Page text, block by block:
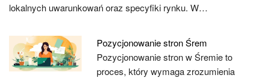
lokalnych uwarunkowań oraz specyfiki rynku. W…
Pozycjonowanie stron Śrem
Pozycjonowanie stron w Śremie to
proces, który wymaga zrozumienia